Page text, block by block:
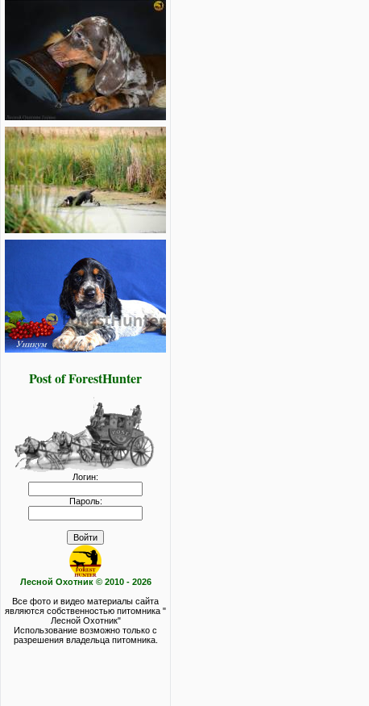
Post of ForestHunter
Логин:
Пароль:
Лесной Охотник © 2010 - 2026
Все фото и видео материалы сайта
являются собственностью питомника "
Лесной Охотник"
Использование возможно только с
разрешения владельца питомника.